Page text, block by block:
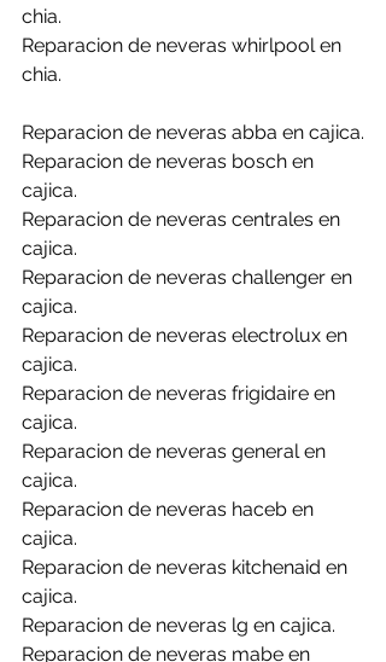
chia.
Reparacion de neveras whirlpool en
chia.
Reparacion de neveras abba en cajica.
Reparacion de neveras bosch en
cajica.
Reparacion de neveras centrales en
cajica.
Reparacion de neveras challenger en
cajica.
Reparacion de neveras electrolux en
cajica.
Reparacion de neveras frigidaire en
cajica.
Reparacion de neveras general en
cajica.
Reparacion de neveras haceb en
cajica.
Reparacion de neveras kitchenaid en
cajica.
Reparacion de neveras lg en cajica.
Reparacion de neveras mabe en